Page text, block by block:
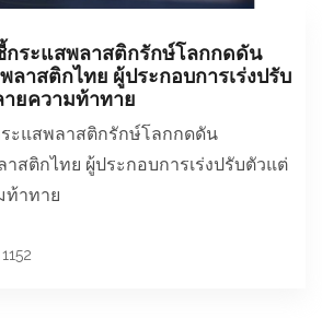
กระแสพลาสติกรักษ์โลกกดดัน
ลาสติกไทย ผู้ประกอบการเร่งปรับ
ยความท้าทาย
ะแสพลาสติกรักษ์โลกกดดัน
สติกไทย ผู้ประกอบการเร่งปรับตัวแต่
ท้าทาย
1152